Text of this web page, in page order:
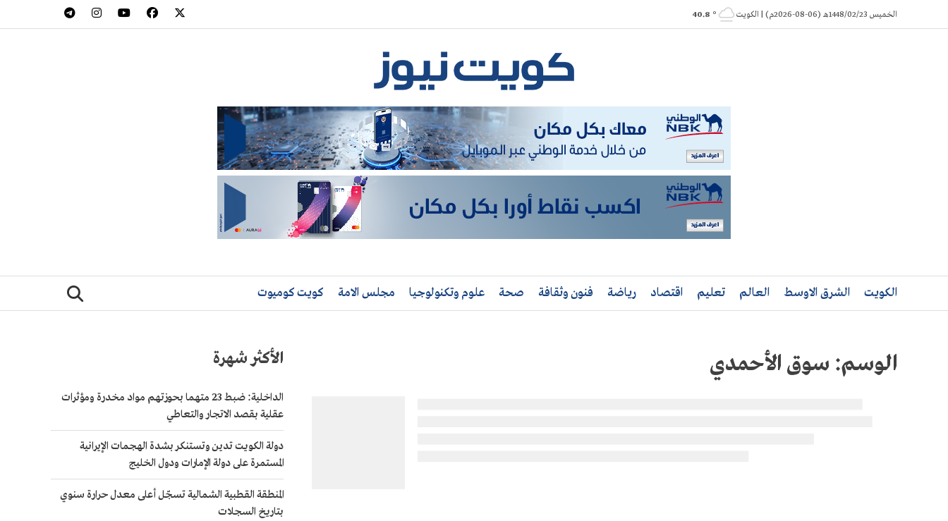
to
الخميس 1448/02/23هـ (06-08-2026م) | الكويت ° 40.8
الكويت الشرق الاوسط العالم تعليم اقتصاد رياضة فنون وثقافة صحة علوم وتكنولوجيا مجلس الامة كويت كوميوت
الوسم: سوق الأحمدي الأكثر شهرة
الداخلية: ضبط 23 متهما بحوزتهم مواد مخدرة ومؤثرات
عقلية بقصد الاتجار والتعاطي
دولة الكويت تدين وتستنكر بشدة الهجمات الإيرانية
المستمرة على دولة الإمارات ودول الخليج
المنطقة القطبية الشمالية تسجّل أعلى معدل حرارة سنوي
بتاريخ السجلات